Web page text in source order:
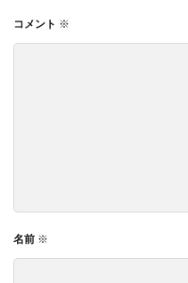
コメント ※
名前 ※